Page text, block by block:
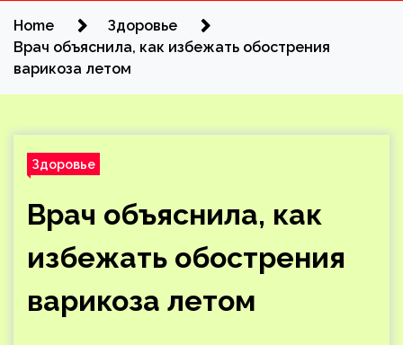
Home
Здоровье
Врач объяснила, как избежать обострения
варикоза летом
Здоровье
Врач объяснила, как
избежать обострения
варикоза летом